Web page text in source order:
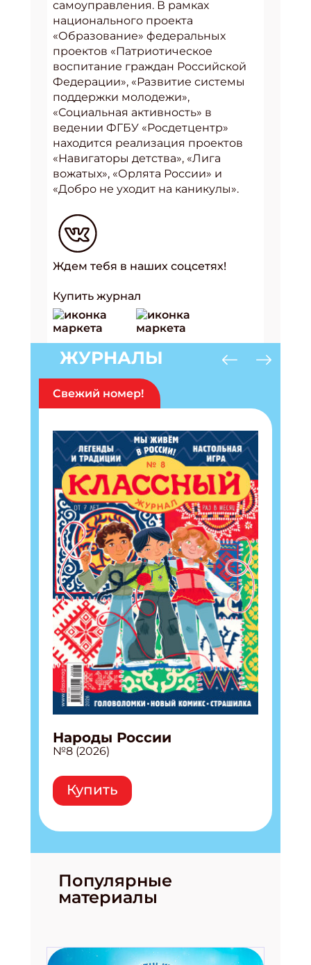
самоуправления. В рамках
национального проекта
«Образование» федеральных
проектов «Патриотическое
воспитание граждан Российской
Федерации», «Развитие системы
поддержки молодежи»,
«Социальная активность» в
ведении ФГБУ «Росдетцентр»
находится реализация проектов
«Навигаторы детства», «Лига
вожатых», «Орлята России» и
«Добро не уходит на каникулы».
Ждем тебя в наших соцсетях!
Купить журнал
ЖУРНАЛЫ
Свежий номер!
Народы России
№8 (2026)
Купить
Популярные
материалы